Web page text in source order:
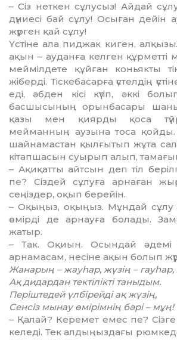
– Сіз неткен сұлусыз! Айдай
дүниесі бай сұлу! Осыған дейін
жүрген қай сұлу!
Үстіне ала пиджак киген,
ақын – ауданға келген
меймілдете құйған коньякты
жіберді. Тіскебасарға үстелдің
еді, әбден кісі күтіп, әккі
басшысының орынбасары
қазы мен қиярды қоса
мейманның аузына тоса
шайнамастан қыл­ғытып жұта
кітапшасын суырып алып,
– Ақиқатты айтсын деп тіл
пе? Сіздей сұлу­ға арнаған
сеңіздер, оқып берейін.
– Оқыңыз, оқыңыз. Мұндай сұ­лу
өмірді де арнауға болады.
жатыр.
– Так. Оқиын. Осындай әде­мі
арнамасам, не­сіне ақын болып
Жанарың – жауһар, жүзің –
Ақ дидардан тектілікті таны­дым.
Періштедей үлбірейді ақ жү­зің,
Сенсіз мынау өмірімнің бәрі – мұң!
– Қалай? Керемет емес пе?
келеді. Тек алдыңыздағы